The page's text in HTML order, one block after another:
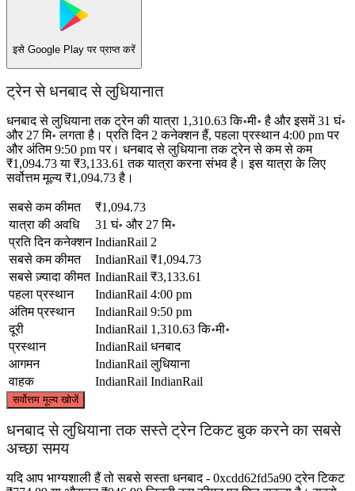
इसे Google Play पर प्राप्त करें
ट्रेन से धनबाद से लुधियानात
धनबाद से लुधियाना तक ट्रेन की यात्रा 1,310.63 कि॰मी॰ है और इसमें 31 घं॰
और 27 मि॰ लगता है। प्रति दिन 2 कनेक्शन हैं, पहला प्रस्थान 4:00 pm पर
और अंतिम 9:50 pm पर। धनबाद से लुधियाना तक ट्रेन से कम से कम
₹1,094.73 या ₹3,133.61 तक यात्रा करना संभव है। इस यात्रा के लिए
सर्वोत्तम मूल्य ₹1,094.73 है।
सबसे कम कीमत
₹1,094.73
यात्रा की अवधि
31 घं॰ और 27 मि॰
प्रति दिन कनेक्शन IndianRail 2
सबसे कम कीमत
IndianRail ₹1,094.73
सबसे ज़्यादा कीमत IndianRail ₹3,133.61
पहला प्रस्थान
IndianRail 4:00 pm
अंतिम प्रस्थान
IndianRail 9:50 pm
दूरी
IndianRail 1,310.63 कि॰मी॰
प्रस्थान
IndianRail धनबाद
आगमन
IndianRail लुधियाना
वाहक
IndianRail IndianRail
सर्वोत्तम मूल्य खोजें
Ludhiana
©CARTO
धनबाद से लुधियाना तक सस्ते ट्रेन टिकट बुक करने का सबसे
अच्छा समय
यदि आप भाग्यशाली हैं तो सबसे सस्ता धनबाद - 0xcdd62fd5a90 ट्रेन टिकट